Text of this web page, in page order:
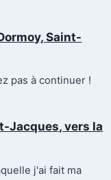
Saint-
pas à continuer !
Jacques, vers la
j'ai fait ma